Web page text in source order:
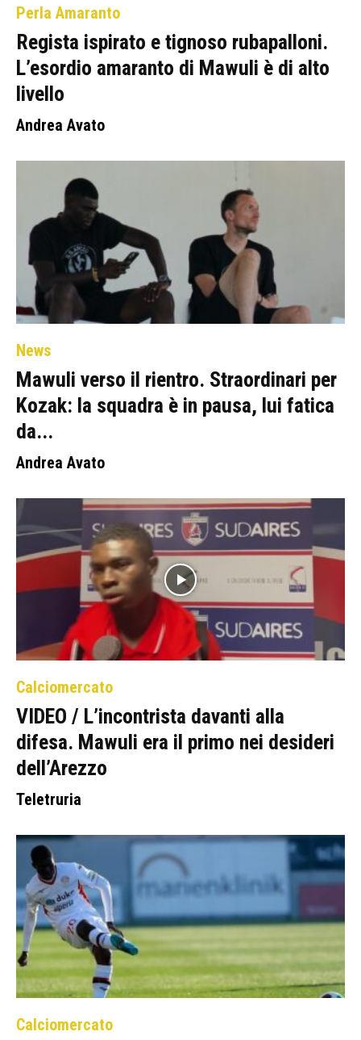
Perla Amaranto
Regista ispirato e tignoso rubapalloni.
L’esordio amaranto di Mawuli è di alto
livello
Andrea Avato
News
Mawuli verso il rientro. Straordinari per
Kozak: la squadra è in pausa, lui fatica
da...
Andrea Avato
Calciomercato
VIDEO / L’incontrista davanti alla
difesa. Mawuli era il primo nei desideri
dell’Arezzo
Teletruria
Calciomercato